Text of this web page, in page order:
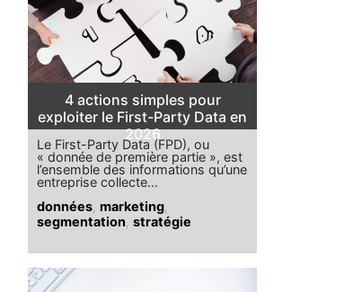
4 actions simples pour
exploiter le First-Party Data en
2026
Le First-Party Data (FPD), ou
« donnée de première partie », est
l’ensemble des informations qu’une
entreprise collecte…
données, marketing,
segmentation, stratégie